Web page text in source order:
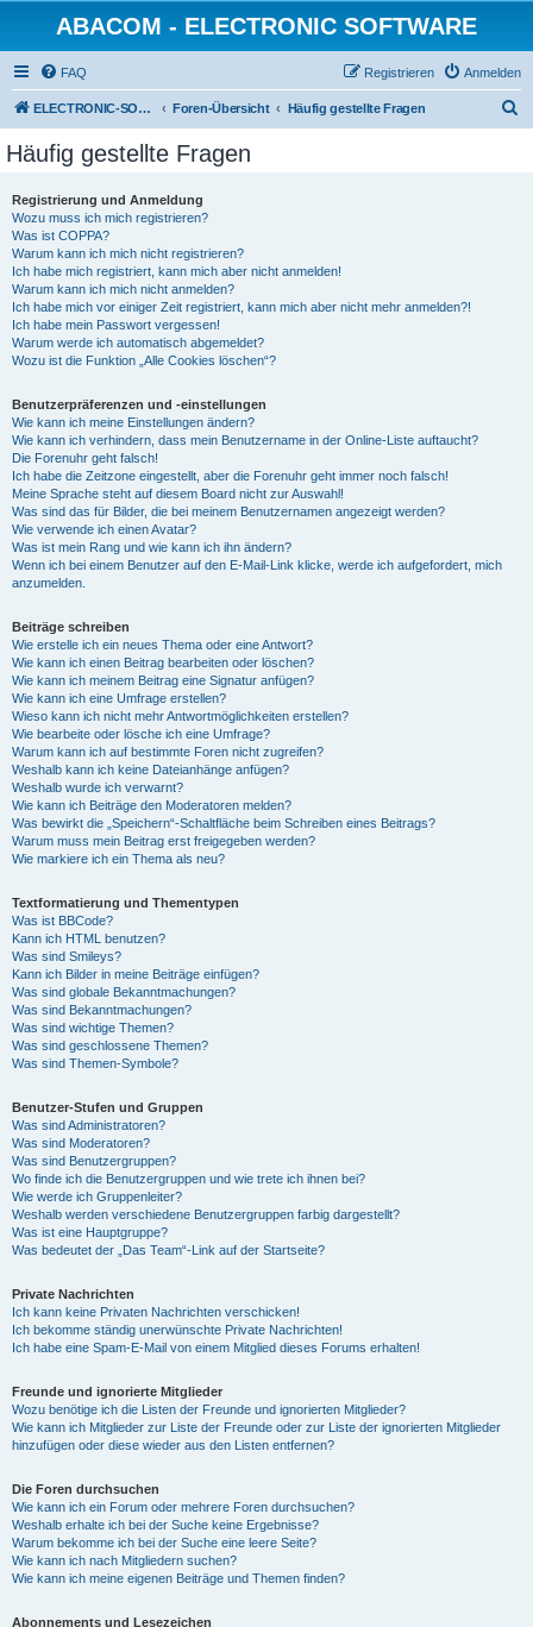
ABACOM - ELECTRONIC SOFTWARE
FAQ Anmelden
Registrieren
ELECTRONIC-SOFWARE-SHOP Foren-Übersicht Häufig gestellte Fragen
Häufig gestellte Fragen
Registrierung und Anmeldung
Wozu muss ich mich registrieren?
Was ist COPPA?
Warum kann ich mich nicht registrieren?
Ich habe mich registriert, kann mich aber nicht anmelden!
Warum kann ich mich nicht anmelden?
Ich habe mich vor einiger Zeit registriert, kann mich aber nicht mehr anmelden?!
Ich habe mein Passwort vergessen!
Warum werde ich automatisch abgemeldet?
Wozu ist die Funktion „Alle Cookies löschen“?
Benutzerpräferenzen und -einstellungen
Wie kann ich meine Einstellungen ändern?
Wie kann ich verhindern, dass mein Benutzername in der Online-Liste auftaucht?
Die Forenuhr geht falsch!
Ich habe die Zeitzone eingestellt, aber die Forenuhr geht immer noch falsch!
Meine Sprache steht auf diesem Board nicht zur Auswahl!
Was sind das für Bilder, die bei meinem Benutzernamen angezeigt werden?
Wie verwende ich einen Avatar?
Was ist mein Rang und wie kann ich ihn ändern?
Wenn ich bei einem Benutzer auf den E-Mail-Link klicke, werde ich aufgefordert, mich
anzumelden.
Beiträge schreiben
Wie erstelle ich ein neues Thema oder eine Antwort?
Wie kann ich einen Beitrag bearbeiten oder löschen?
Wie kann ich meinem Beitrag eine Signatur anfügen?
Wie kann ich eine Umfrage erstellen?
Wieso kann ich nicht mehr Antwortmöglichkeiten erstellen?
Wie bearbeite oder lösche ich eine Umfrage?
Warum kann ich auf bestimmte Foren nicht zugreifen?
Weshalb kann ich keine Dateianhänge anfügen?
Weshalb wurde ich verwarnt?
Wie kann ich Beiträge den Moderatoren melden?
Was bewirkt die „Speichern“-Schaltfläche beim Schreiben eines Beitrags?
Warum muss mein Beitrag erst freigegeben werden?
Wie markiere ich ein Thema als neu?
Textformatierung und Thementypen
Was ist BBCode?
Kann ich HTML benutzen?
Was sind Smileys?
Kann ich Bilder in meine Beiträge einfügen?
Was sind globale Bekanntmachungen?
Was sind Bekanntmachungen?
Was sind wichtige Themen?
Was sind geschlossene Themen?
Was sind Themen-Symbole?
Benutzer-Stufen und Gruppen
Was sind Administratoren?
Was sind Moderatoren?
Was sind Benutzergruppen?
Wo finde ich die Benutzergruppen und wie trete ich ihnen bei?
Wie werde ich Gruppenleiter?
Weshalb werden verschiedene Benutzergruppen farbig dargestellt?
Was ist eine Hauptgruppe?
Was bedeutet der „Das Team“-Link auf der Startseite?
Private Nachrichten
Ich kann keine Privaten Nachrichten verschicken!
Ich bekomme ständig unerwünschte Private Nachrichten!
Ich habe eine Spam-E-Mail von einem Mitglied dieses Forums erhalten!
Freunde und ignorierte Mitglieder
Wozu benötige ich die Listen der Freunde und ignorierten Mitglieder?
Wie kann ich Mitglieder zur Liste der Freunde oder zur Liste der ignorierten Mitglieder
hinzufügen oder diese wieder aus den Listen entfernen?
Die Foren durchsuchen
Wie kann ich ein Forum oder mehrere Foren durchsuchen?
Weshalb erhalte ich bei der Suche keine Ergebnisse?
Warum bekomme ich bei der Suche eine leere Seite?
Wie kann ich nach Mitgliedern suchen?
Wie kann ich meine eigenen Beiträge und Themen finden?
Abonnements und Lesezeichen